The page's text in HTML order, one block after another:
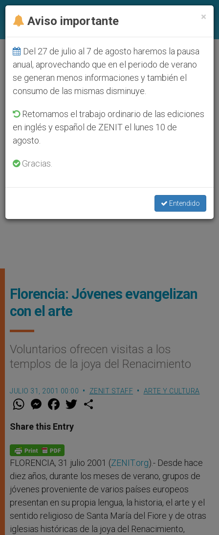
Florencia: Jóvenes evangelizan
con el arte
Voluntarios ofrecen visitas a los
templos de la joya del Renacimiento
JULIO 31, 2001 00:00 ZENIT STAFF ARTE Y CULTURA
W
t
s
p
p
M
e
s
e
g
e
r
F
a
e
b
o
k
w
Share this Entry
FLORENCIA, 31 julio 2001 (ZENIT.org).- Desde hace
diez años, durante los meses de verano, grupos de
jóvenes proveniente de varios países europeos
presentan en su propia lengua, la historia, el arte y el
sentido religioso de Santa María del Fiore y de otras
iglesias históricas de la joya del Renacimiento,
×
Aviso importante
Del 27 de julio al 7 de agosto haremos la pausa
anual, aprovechando que en el periodo de verano
se generan menos informaciones y también el
consumo de las mismas disminuye.
Retomamos el trabajo ordinario de las ediciones
en inglés y español de ZENIT el lunes 10 de
agosto.
Gracias.
Entendido